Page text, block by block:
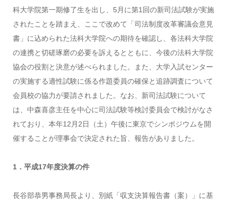
科大学院第一期修了生を出し、5月に第1回の新司法試験が実施
されたことを踏まえ、ここで改めて「司法制度改革審議会意見
書」に込められた法科大学院への期待を確認し、各法科大学院
の連携と切磋琢磨の必要を訴えるとともに、今後の法科大学院
協会の役割と決意が述べられました。また、大学入試センター
の実施する適性試験に係る作題委員の確保と追跡調査について
会員校の協力が要請されました。なお、新司法試験について
は、中森喜彦主任を中心に司法試験等検討委員会で検討がなさ
れており、本年12月2日（土）午後に東京でシンポジウムを開
催することが理事会で決定された旨、報告がありました。
1．平成17年度決算の件
長谷部恭男事務局長より、別紙「収支決算報告書（案）」に基